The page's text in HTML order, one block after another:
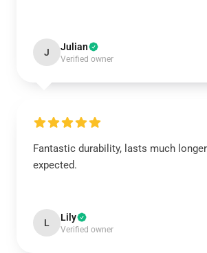
J Julian
Verified owner
Fantastic durability, lasts much
expected.
L Lily
Verified owner